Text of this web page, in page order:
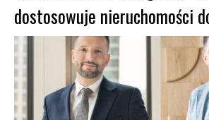
dostosowuje nieruchomości